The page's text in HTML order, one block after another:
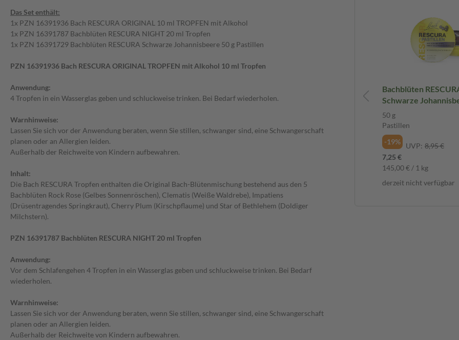
Das Set enthält:
1x PZN 16391936 Bach RESCURA ORIGINAL 10 ml TROPFEN mit Alkohol
1x PZN 16391787 Bachblüten RESCURA NIGHT 20 ml Tropfen
1x PZN 16391729 Bachblüten RESCURA Schwarze Johannisbeere 50 g Pastillen
PZN 16391936 Bach RESCURA ORIGINAL TROPFEN mit Alkohol 10 ml Tropfen
Anwendung:
4 Tropfen in ein Wasserglas geben und schluckweise trinken. Bei Bedarf wiederholen.
Warnhinweise:
Lassen Sie sich vor der Anwendung beraten, wenn Sie stillen, schwanger sind, eine Schwangerschaft
planen oder an Allergien leiden.
Außerhalb der Reichweite von Kindern aufbewahren.
Inhalt:
Die Bach RESCURA Tropfen enthalten die Original Bach-Blütenmischung bestehend aus den 5
Bachblüten Rock Rose (Gelbes Sonnenröschen), Clematis (Weiße Waldrebe), Impatiens
(Drüsentragendes Springkraut), Cherry Plum (Kirschpflaume) und Star of Bethlehem (Doldiger
Milchstern).
PZN 16391787 Bachblüten RESCURA NIGHT 20 ml Tropfen
Anwendung:
Vor dem Schlafengehen 4 Tropfen in ein Wasserglas geben und schluckweise trinken. Bei Bedarf
wiederholen.
Warnhinweise:
Lassen Sie sich vor der Anwendung beraten, wenn Sie stillen, schwanger sind, eine Schwangerschaft
planen oder an Allergien leiden.
Außerhalb der Reichweite von Kindern aufbewahren.
Pastillen,
50 g
Tropfen 20 ml Tropfen
-23% UVP:
15,45 €
derzeit nicht verfügbar
TROPFEN mit Alkohol 10 ml
derzeit nicht verfügbar
Bachblüten
Schwarze
Pastillen
50 g
Pastillen
-19%
UVP: 8,95 €
7,25 €
145,00 € / 1 kg
derzeit nicht verfügbar